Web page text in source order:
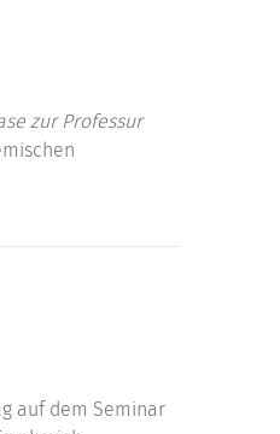
zur Professur
auf dem Seminar